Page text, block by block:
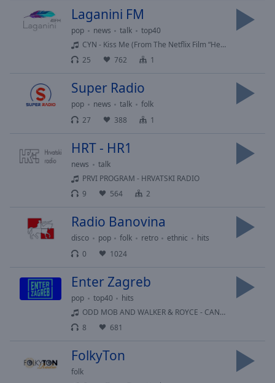
Dialog
Laganini FM
pop news talk
top40
CYN - Kiss Me (From The Netflix Film “He’s All That” / Remix)
25
762 1
Super Radio
pop news talk
folk
27
388 1
HRT - HR1
news
talk
PRVI PROGRAM - HRVATSKI RADIO
9
564 2
Radio Banovina
disco pop folk retro ethnic
hits
0
1024
Enter Zagreb
pop top40
hits
ODD MOB AND WALKER & ROYCE - CAN'T SAY NAH FT BENNI OLA
8
681
FolkyTon
folk